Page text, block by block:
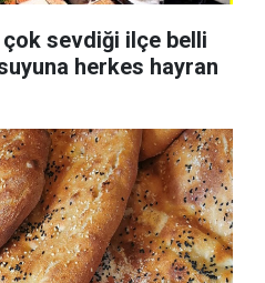
sevdiği ilçe belli
herkes hayran